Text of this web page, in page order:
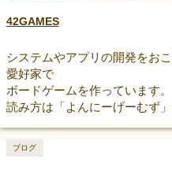
42GAMES
システムやアプリの開発をお
愛好家で
ボードゲームを作っています。
読み方は「よんにーげーむず」
ブログ